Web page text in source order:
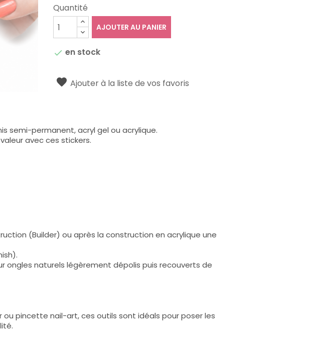
Quantité
AJOUTER AU PANIER
 en stock
Ajouter à la liste de vos favoris
semi-permanent, acryl gel ou acrylique.
avec ces stickers.
(Builder) ou après la construction en acrylique une
ongles naturels légèrement dépolis puis recouverts de
pincette nail-art, ces outils sont idéals pour poser les